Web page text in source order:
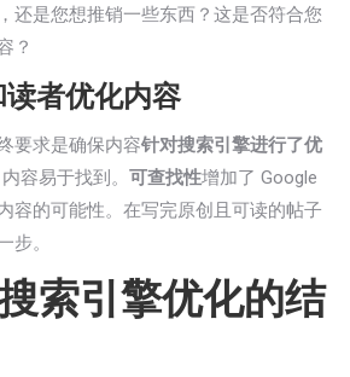
还是您想推销一些东西？这是否符合您
？
者优化内容
要求是确保内容针对搜索引擎进行了优
容易于找到。 可查找性增加了 Google
容的可能性。在写完原创且可读的帖子
步。
索引擎优化的结